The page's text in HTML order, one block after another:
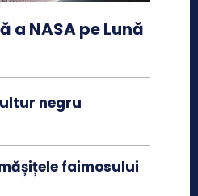
a NASA pe Lună
negru
faimosului